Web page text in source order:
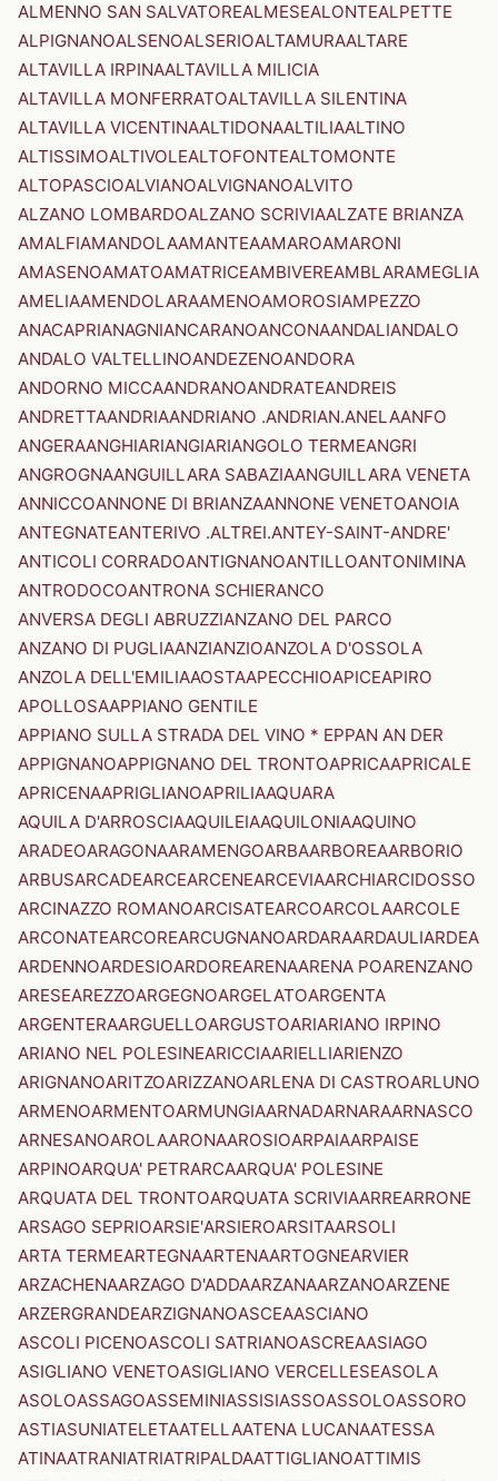
ALMENNO SAN SALVATOREALMESEALONTEALPETTE
ALPIGNANOALSENOALSERIOALTAMURAALTARE
ALTAVILLA IRPINAALTAVILLA MILICIA
ALTAVILLA MONFERRATOALTAVILLA SILENTINA
ALTAVILLA VICENTINAALTIDONAALTILIAALTINO
ALTISSIMOALTIVOLEALTOFONTEALTOMONTE
ALTOPASCIOALVIANOALVIGNANOALVITO
ALZANO LOMBARDOALZANO SCRIVIAALZATE BRIANZA
AMALFIAMANDOLAAMANTEAAMAROAMARONI
AMASENOAMATOAMATRICEAMBIVEREAMBLARAMEGLIA
AMELIAAMENDOLARAAMENOAMOROSIAMPEZZO
ANACAPRIANAGNIANCARANOANCONAANDALIANDALO
ANDALO VALTELLINOANDEZENOANDORA
ANDORNO MICCAANDRANOANDRATEANDREIS
ANDRETTAANDRIAANDRIANO .ANDRIAN.ANELAANFO
ANGERAANGHIARIANGIARIANGOLO TERMEANGRI
ANGROGNAANGUILLARA SABAZIAANGUILLARA VENETA
ANNICCOANNONE DI BRIANZAANNONE VENETOANOIA
ANTEGNATEANTERIVO .ALTREI.ANTEY-SAINT-ANDRE'
ANTICOLI CORRADOANTIGNANOANTILLOANTONIMINA
ANTRODOCOANTRONA SCHIERANCO
ANVERSA DEGLI ABRUZZIANZANO DEL PARCO
ANZANO DI PUGLIAANZIANZIOANZOLA D'OSSOLA
ANZOLA DELL'EMILIAAOSTAAPECCHIOAPICEAPIRO
APOLLOSAAPPIANO GENTILE
APPIANO SULLA STRADA DEL VINO * EPPAN AN DER
APPIGNANOAPPIGNANO DEL TRONTOAPRICAAPRICALE
APRICENAAPRIGLIANOAPRILIAAQUARA
AQUILA D'ARROSCIAAQUILEIAAQUILONIAAQUINO
ARADEOARAGONAARAMENGOARBAARBOREAARBORIO
ARBUSARCADEARCEARCENEARCEVIAARCHIARCIDOSSO
ARCINAZZO ROMANOARCISATEARCOARCOLAARCOLE
ARCONATEARCOREARCUGNANOARDARAARDAULIARDEA
ARDENNOARDESIOARDOREARENAARENA POARENZANO
ARESEAREZZOARGEGNOARGELATOARGENTA
ARGENTERAARGUELLOARGUSTOARIARIANO IRPINO
ARIANO NEL POLESINEARICCIAARIELLIARIENZO
ARIGNANOARITZOARIZZANOARLENA DI CASTROARLUNO
ARMENOARMENTOARMUNGIAARNADARNARAARNASCO
ARNESANOAROLAARONAAROSIOARPAIAARPAISE
ARPINOARQUA' PETRARCAARQUA' POLESINE
ARQUATA DEL TRONTOARQUATA SCRIVIAARREARRONE
ARSAGO SEPRIOARSIE'ARSIEROARSITAARSOLI
ARTA TERMEARTEGNAARTENAARTOGNEARVIER
ARZACHENAARZAGO D'ADDAARZANAARZANOARZENE
ARZERGRANDEARZIGNANOASCEAASCIANO
ASCOLI PICENOASCOLI SATRIANOASCREAASIAGO
ASIGLIANO VENETOASIGLIANO VERCELLESEASOLA
ASOLOASSAGOASSEMINIASSISIASSOASSOLOASSORO
ASTIASUNIATELETAATELLAATENA LUCANAATESSA
ATINAATRANIATRIATRIPALDAATTIGLIANOATTIMIS